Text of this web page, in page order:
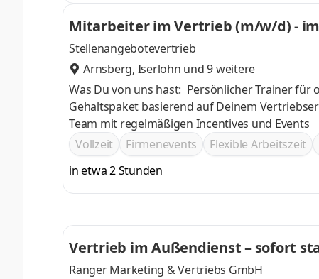
Ansprechpartner, Vertrauensperson und
ganzheitlich.Sie vermitteln die leistungsstarken
Mitarbeiter im Vertrieb (m/w/d) -
Stellenangebotevertrieb
Arnsberg, Iserlohn und 9 weitere
Was Du von uns hast: Persönlicher Trainer
Gehaltspaket basierend auf Deinem
Team mit regelmäßigen Incentives und Events
Vollzeit
Firmenevents Flexible Arbeitszeit
in etwa 2 Stunden
Vertrieb im Außendienst – sofort
Ranger Marketing & Vertriebs GmbH